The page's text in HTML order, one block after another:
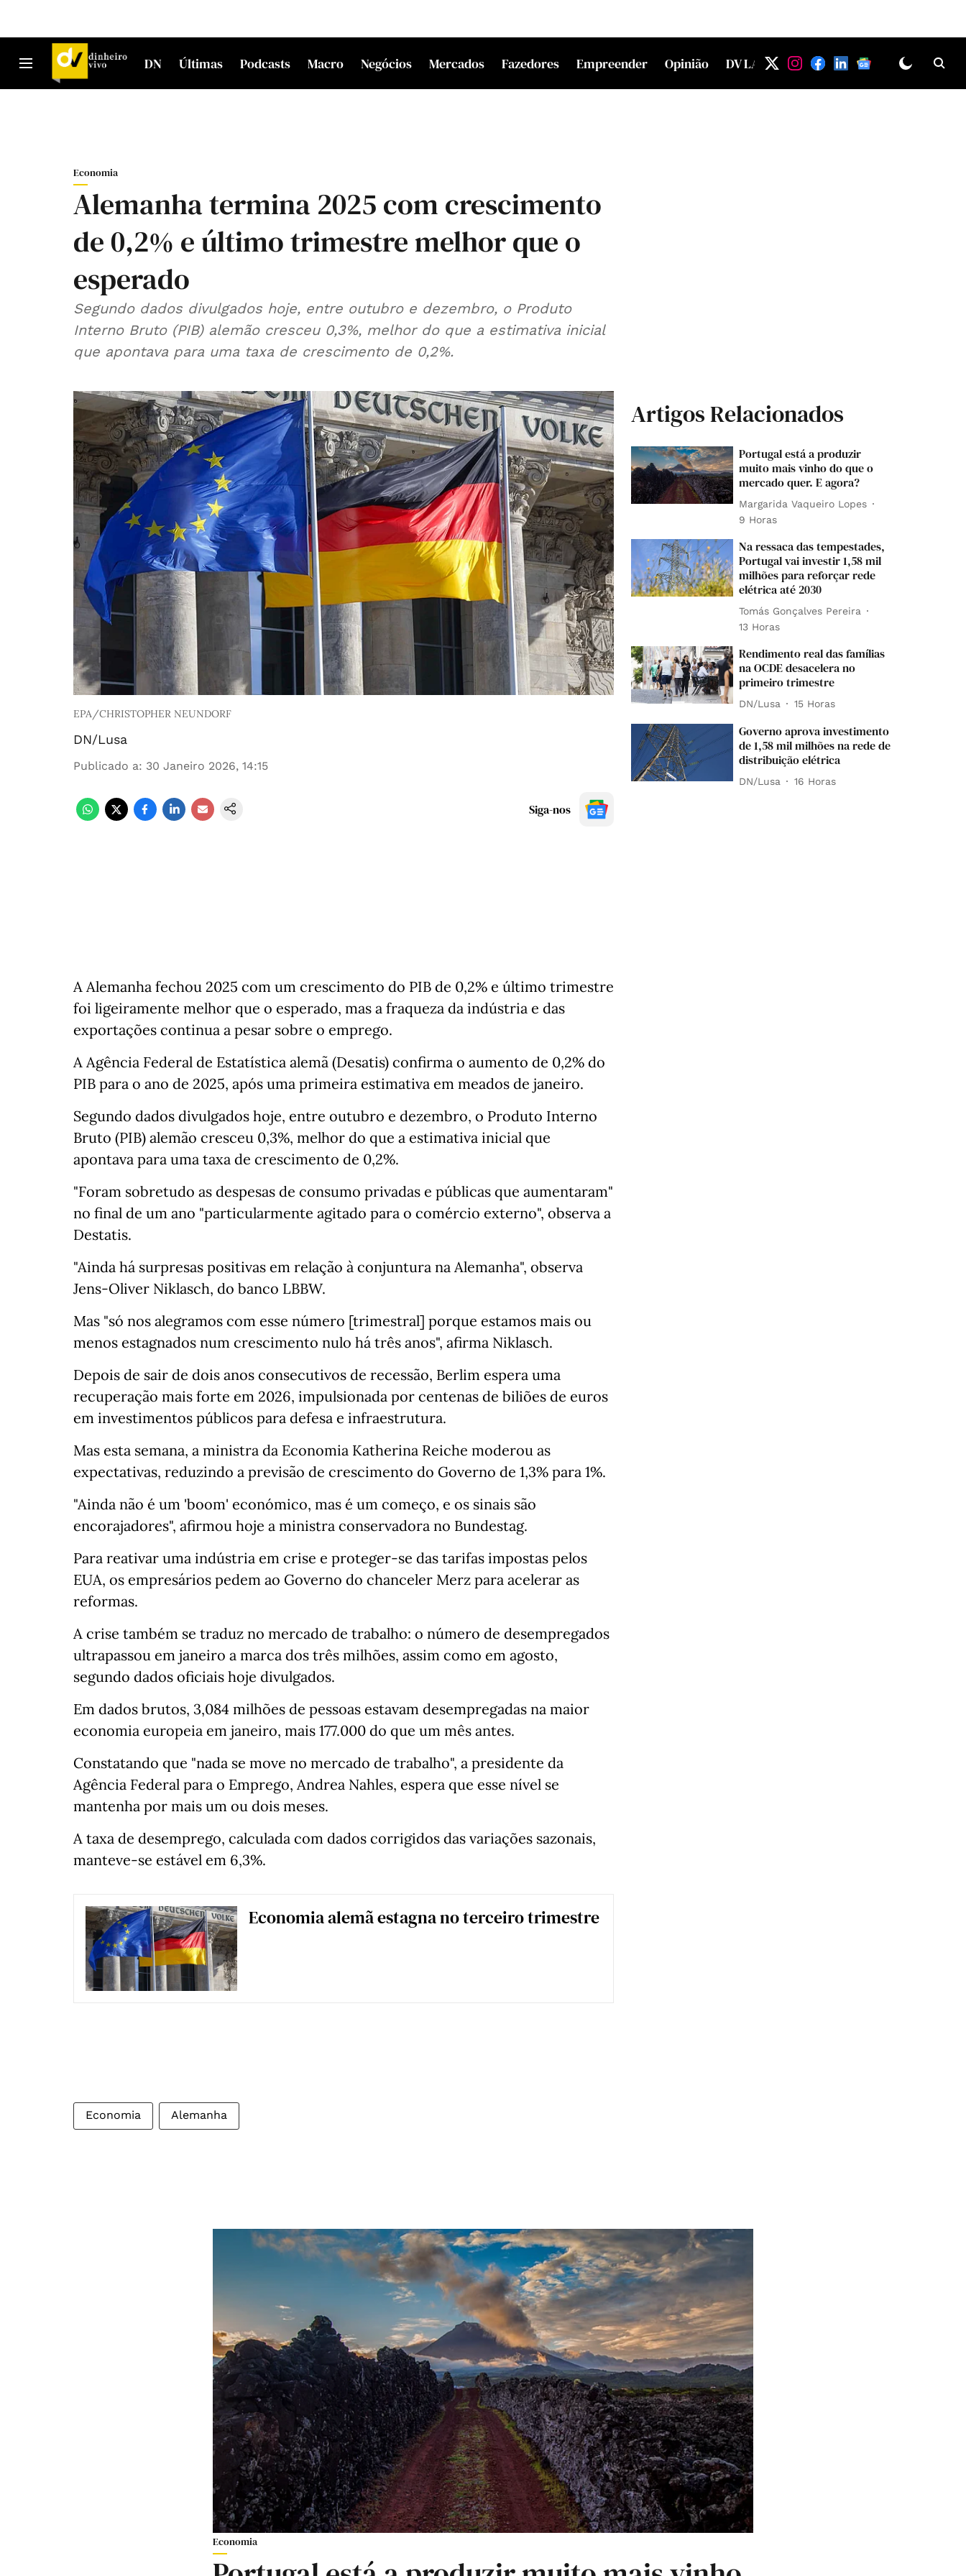
DN Últimas Podcasts Macro Negócios Mercados Fazedores Empreender Opinião DV LAB
Economia
Alemanha termina 2025 com crescimento
de 0,2% e último trimestre melhor que o
esperado
Segundo dados divulgados hoje, entre outubro e dezembro, o Produto
Interno Bruto (PIB) alemão cresceu 0,3%, melhor do que a estimativa inicial
que apontava para uma taxa de crescimento de 0,2%.
EPA/CHRISTOPHER NEUNDORF
DN/Lusa
Publicado a: 30 Janeiro 2026, 14:15
Siga-nos
A Alemanha fechou 2025 com um crescimento do PIB de 0,2% e último trimestre
foi ligeiramente melhor que o esperado, mas a fraqueza da indústria e das
exportações continua a pesar sobre o emprego.
A Agência Federal de Estatística alemã (Desatis) confirma o aumento de 0,2% do
PIB para o ano de 2025, após uma primeira estimativa em meados de janeiro.
Segundo dados divulgados hoje, entre outubro e dezembro, o Produto Interno
Bruto (PIB) alemão cresceu 0,3%, melhor do que a estimativa inicial que
apontava para uma taxa de crescimento de 0,2%.
"Foram sobretudo as despesas de consumo privadas e públicas que aumentaram"
no final de um ano "particularmente agitado para o comércio externo", observa a
Destatis.
"Ainda há surpresas positivas em relação à conjuntura na Alemanha", observa
Jens-Oliver Niklasch, do banco LBBW.
Mas "só nos alegramos com esse número [trimestral] porque estamos mais ou
menos estagnados num crescimento nulo há três anos", afirma Niklasch.
Depois de sair de dois anos consecutivos de recessão, Berlim espera uma
recuperação mais forte em 2026, impulsionada por centenas de biliões de euros
em investimentos públicos para defesa e infraestrutura.
Mas esta semana, a ministra da Economia Katherina Reiche moderou as
expectativas, reduzindo a previsão de crescimento do Governo de 1,3% para 1%.
"Ainda não é um 'boom' económico, mas é um começo, e os sinais são
encorajadores", afirmou hoje a ministra conservadora no Bundestag.
Para reativar uma indústria em crise e proteger-se das tarifas impostas pelos
EUA, os empresários pedem ao Governo do chanceler Merz para acelerar as
reformas.
A crise também se traduz no mercado de trabalho: o número de desempregados
ultrapassou em janeiro a marca dos três milhões, assim como em agosto,
segundo dados oficiais hoje divulgados.
Em dados brutos, 3,084 milhões de pessoas estavam desempregadas na maior
economia europeia em janeiro, mais 177.000 do que um mês antes.
Constatando que "nada se move no mercado de trabalho", a presidente da
Agência Federal para o Emprego, Andrea Nahles, espera que esse nível se
mantenha por mais um ou dois meses.
A taxa de desemprego, calculada com dados corrigidos das variações sazonais,
manteve-se estável em 6,3%.
Economia alemã estagna no terceiro trimestre
Economia Alemanha
Artigos Relacionados
Portugal está a produzir
muito mais vinho do que o
mercado quer. E agora?
Margarida Vaqueiro Lopes
9 Horas
Na ressaca das tempestades,
Portugal vai investir 1,58 mil
milhões para reforçar rede
elétrica até 2030
Tomás Gonçalves Pereira
13 Horas
Rendimento real das famílias
na OCDE desacelera no
primeiro trimestre
DN/Lusa 15 Horas
Governo aprova investimento
de 1,58 mil milhões na rede de
distribuição elétrica
DN/Lusa 16 Horas
Economia